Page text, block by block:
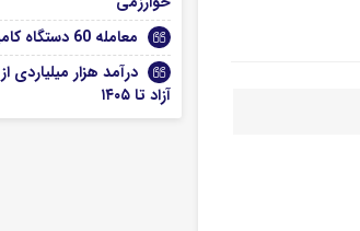
معامله 60 دستگاه کامیون کشنده در بورس کالا
درآمد هزار
آزاد تا ۱۴۰۵